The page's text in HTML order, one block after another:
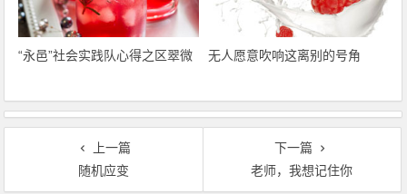
“永邑”社会实践队心得之区翠微 无人愿意吹响这离别的号角
上一篇
随机应变
下一篇
老师，我想记住你